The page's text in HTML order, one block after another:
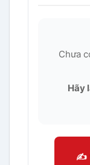
Chưa
Hãy
✍️